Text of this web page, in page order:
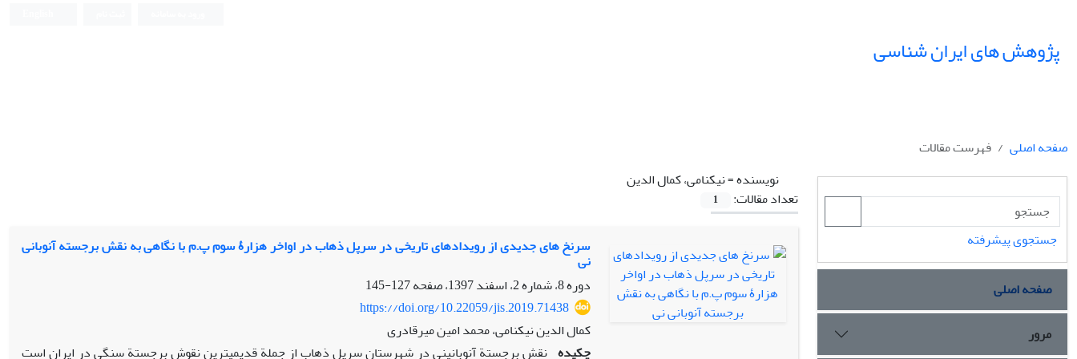
پژوهش های ایران شناسی
صفحه اصلی
فهرست مقالات
نویسنده =نیکنامی، کمال الدین
تعداد مقالات:
1
سرنخ های جدیدی از رویدادهای تاریخی در سرپل ذهاب در اواخر هزارۀ سوم پ.م با نگاهی به نقش برجسته آنوبانی
نی
دوره 8، شماره 2، اسفند 1397، صفحه
127-145
https://doi.org/10.22059/jis.2019.71438
کمال الدین نیکنامی، محمد امین میرقادری
چکیده نقش برجستة آنوبانی­نی در شهرستان سرپل­ ذهاب از جملة قدیمی­ترین نقوش برجستة سنگی در ایران است
جستجوی پیشرفته
صفحه اصلی
مرور